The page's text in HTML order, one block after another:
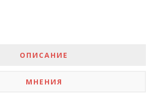
ОПИСАНИЕ
МНЕНИЯ